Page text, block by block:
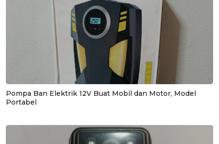
Pompa Ban Elektrik 12V Buat Mobil dan Motor, Model
Portabel